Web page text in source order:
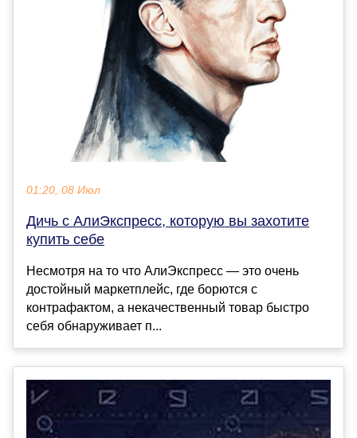
01:20, 08 Июл
Дичь с АлиЭкспресс, которую вы захотите
купить себе
Несмотря на то что АлиЭкспресс — это очень
достойный маркетплейс, где борются с
контрафактом, а некачественный товар быстро
себя обнаруживает п...